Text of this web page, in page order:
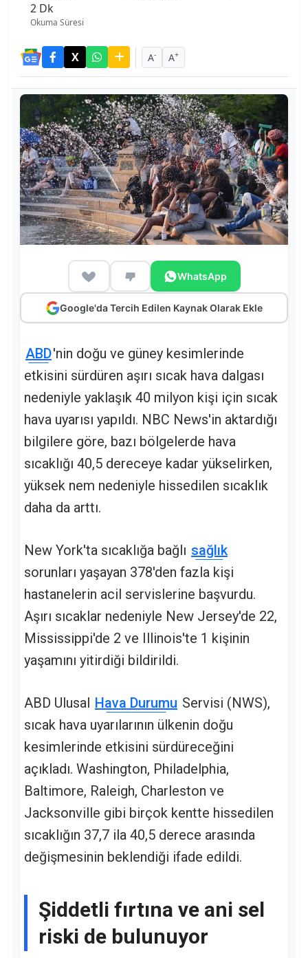
2 Dk
Okuma Süresi
A- A+
WhatsApp
Google'da Tercih Edilen Kaynak Olarak Ekle
ABD'nin doğu ve güney kesimlerinde
etkisini sürdüren aşırı sıcak hava dalgası
nedeniyle yaklaşık 40 milyon kişi için sıcak
hava uyarısı yapıldı. NBC News'in aktardığı
bilgilere göre, bazı bölgelerde hava
sıcaklığı 40,5 dereceye kadar yükselirken,
yüksek nem nedeniyle hissedilen sıcaklık
daha da arttı.
New York'ta sıcaklığa bağlı sağlık
sorunları yaşayan 378'den fazla kişi
hastanelerin acil servislerine başvurdu.
Aşırı sıcaklar nedeniyle New Jersey'de 22,
Mississippi'de 2 ve Illinois'te 1 kişinin
yaşamını yitirdiği bildirildi.
ABD Ulusal Hava Durumu Servisi (NWS),
sıcak hava uyarılarının ülkenin doğu
kesimlerinde etkisini sürdüreceğini
açıkladı. Washington, Philadelphia,
Baltimore, Raleigh, Charleston ve
Jacksonville gibi birçok kentte hissedilen
sıcaklığın 37,7 ila 40,5 derece arasında
değişmesinin beklendiği ifade edildi.
Şiddetli fırtına ve ani sel
riski de bulunuyor